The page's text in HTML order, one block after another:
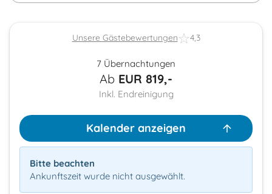
Unsere Gästebewertungen 4,3
7 Übernachtungen
Ab EUR 819,-
Inkl. Endreinigung
Kalender anzeigen
Bitte beachten
Ankunftszeit wurde nicht ausgewählt.